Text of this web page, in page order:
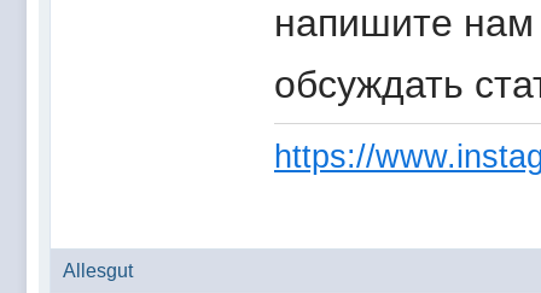
напишите
обсуждать
https://
Allesgut